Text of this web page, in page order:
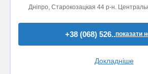
Дніпро, Старокозацкая 44 р-н.
+38 (068) 526..показати
Докладніше